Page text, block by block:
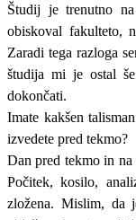
Študij je trenutno
obiskoval fakulteto,
Zaradi tega razloga
študija mi je ostal
dokončati.
Imate kakšen
izvedete pred tekmo?
Dan pred tekmo in
Počitek, kosilo,
zložena. Mislim, da